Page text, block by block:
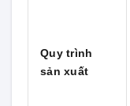
Quy trình
sản xuất